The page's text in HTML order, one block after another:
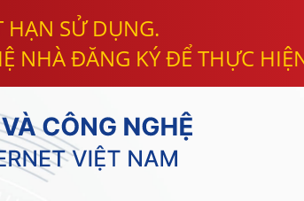
HẠN SỬ DỤNG.
NHÀ ĐĂNG KÝ ĐỂ THỰC